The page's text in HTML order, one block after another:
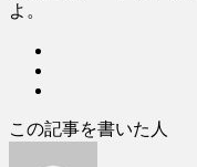
よ。
この記事を書いた人